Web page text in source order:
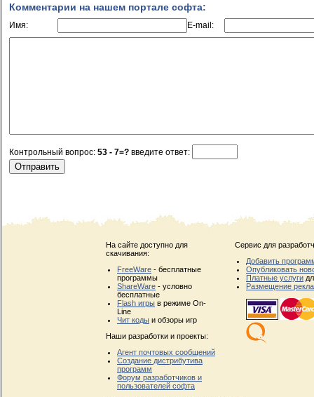
Комментарии на нашем портале софта:
Имя: E-mail:
Контрольный вопрос: 53 - 7=? введите ответ:
На сайте доступно для
скачивания:
FreeWare - бесплатные
программы
ShareWare - условно
бесплатные
Flash игры в режиме On-
Line
Чит коды и обзоры игр
Наши разработки и проекты:
Агент почтовых сообщений
Создание дистрибутива
программ
Форум разработчиков и
пользователей софта
Сервис для
Добавить
Опубликовать
Платные услуги
Размещение